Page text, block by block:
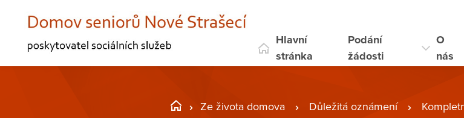
Hlavní
stránka
Podání
žádosti
O
nás
Ze života domova Důležitá oznámení Kompletní